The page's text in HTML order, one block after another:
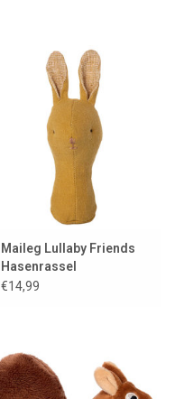
Maileg Lullaby Friends
Hasenrassel
€14,99